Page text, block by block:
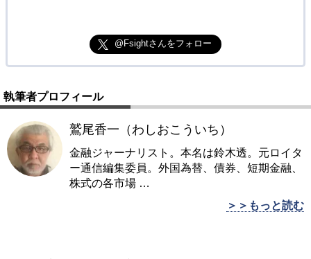
@Fsightさんをフォロー
執筆者プロフィール
鷲尾香一（わしおこういち）
金融ジャーナリスト。本名は鈴木透。元ロイタ
ー通信編集委員。外国為替、債券、短期金融、
株式の各市場 …
＞＞もっと読む